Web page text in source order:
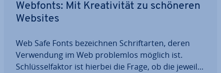
Webfonts: Mit Krea­ti­vi­tät zu schöneren
Websites
Web Safe Fonts be­zeich­nen Schrift­ar­ten, deren
Ver­wen­dung im Web pro­blem­los möglich ist.
Schlüs­sel­fak­tor ist hierbei die Frage, ob die je­wei­li­